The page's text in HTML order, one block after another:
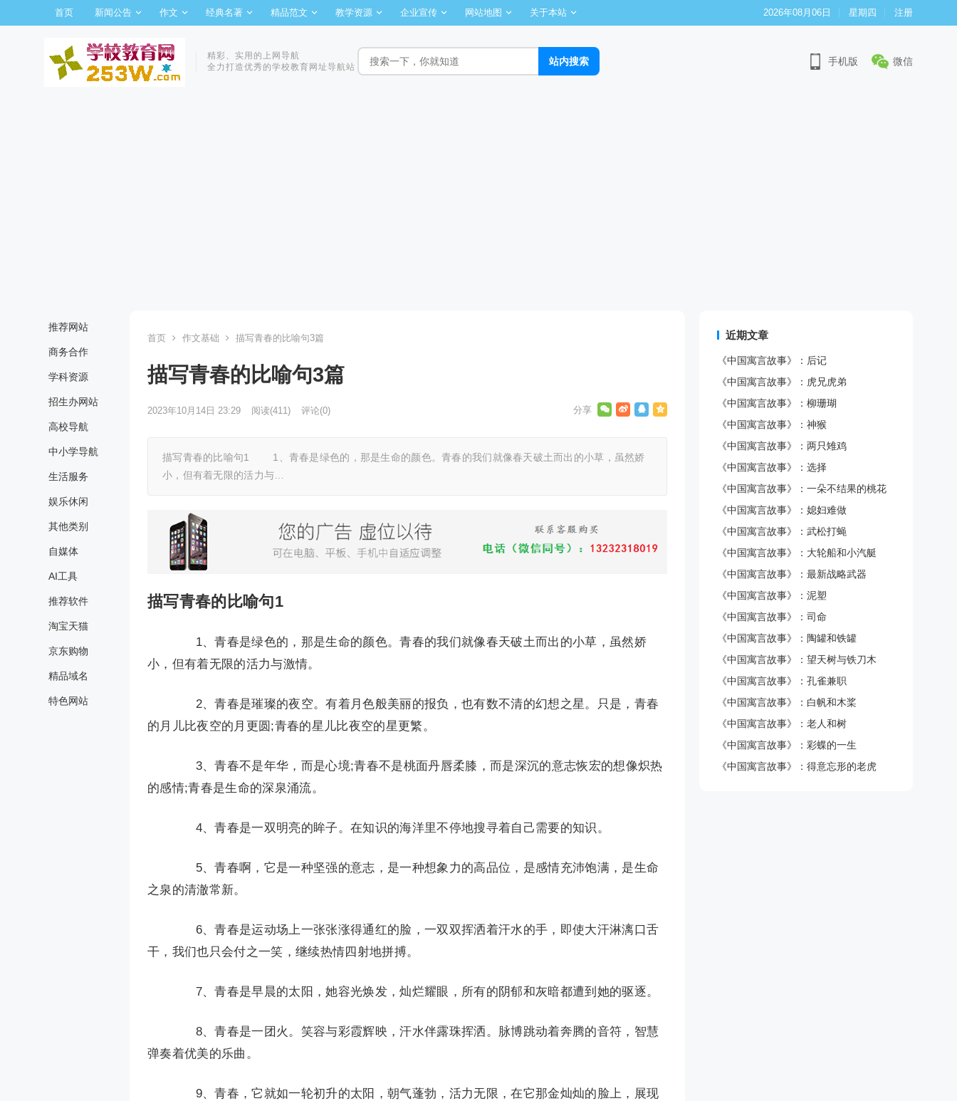
首页 新闻公告 作文 经典名著 精品范文 教学资源 企业宣传 网站地图 关于本站 2026年08月06日 星期四 注册
精彩、实用的上网导航
全力打造优秀的学校教育网址导航站
手机版 微信
推荐网站
商务合作
学科资源
招生办网站
高校导航
中小学导航
生活服务
娱乐休闲
其他类别
自媒体
AI工具
推荐软件
淘宝天猫
京东购物
精品域名
特色网站
首页 作文基础 描写青春的比喻句3篇
描写青春的比喻句3篇
2023年10月14日 23:29 阅读(411) 评论(0)
描写青春的比喻句1 1、青春是绿色的，那是生命的颜色。青春的我们就像春天破土而出的小草，虽然娇
小，但有着无限的活力与…
描写青春的比喻句1
1、青春是绿色的，那是生命的颜色。青春的我们就像春天破土而出的小草，虽然娇
小，但有着无限的活力与激情。
2、青春是璀璨的夜空。有着月色般美丽的报负，也有数不清的幻想之星。只是，青春
的月儿比夜空的月更圆;青春的星儿比夜空的星更繁。
3、青春不是年华，而是心境;青春不是桃面丹唇柔膝，而是深沉的意志恢宏的想像炽热
的感情;青春是生命的深泉涌流。
4、青春是一双明亮的眸子。在知识的海洋里不停地搜寻着自己需要的知识。
5、青春啊，它是一种坚强的意志，是一种想象力的高品位，是感情充沛饱满，是生命
之泉的清澈常新。
6、青春是运动场上一张张涨得通红的脸，一双双挥洒着汗水的手，即使大汗淋漓口舌
干，我们也只会付之一笑，继续热情四射地拼搏。
7、青春是早晨的太阳，她容光焕发，灿烂耀眼，所有的阴郁和灰暗都遭到她的驱逐。
8、青春是一团火。笑容与彩霞辉映，汗水伴露珠挥洒。脉博跳动着奔腾的音符，智慧
弹奏着优美的乐曲。
9、青春，它就如一轮初升的太阳，朝气蓬勃，活力无限，在它那金灿灿的脸上，展现
近期文章
《中国寓言故事》：后记
《中国寓言故事》：虎兄虎弟
《中国寓言故事》：柳珊瑚
《中国寓言故事》：神猴
《中国寓言故事》：两只雉鸡
《中国寓言故事》：选择
《中国寓言故事》：一朵不结果的桃花
《中国寓言故事》：媳妇难做
《中国寓言故事》：武松打蝇
《中国寓言故事》：大轮船和小汽艇
《中国寓言故事》：最新战略武器
《中国寓言故事》：泥塑
《中国寓言故事》：司命
《中国寓言故事》：陶罐和铁罐
《中国寓言故事》：望天树与铁刀木
《中国寓言故事》：孔雀兼职
《中国寓言故事》：白帆和木桨
《中国寓言故事》：老人和树
《中国寓言故事》：彩蝶的一生
《中国寓言故事》：得意忘形的老虎